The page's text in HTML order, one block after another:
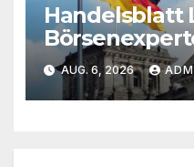
Handelsblatt
Ergebnisse
mehr
AUG. 6, 2026